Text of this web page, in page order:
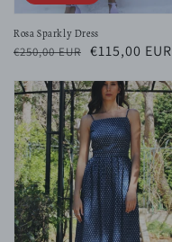
Rosa Sparkly Dress
Κανονική
€250,00 EUR Τιμή
€115,00 EUR